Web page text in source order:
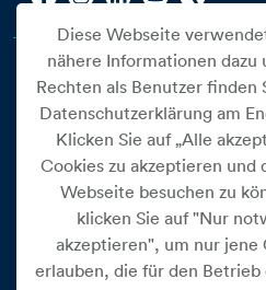
Cookie Einstellungen
Datenschutz
Impressum
Diese Webseite
nähere Informationen dazu
Rechten als Benutzer finden
Datenschutzerklärung am
Klicken Sie auf „Alle
Cookies zu akzeptieren und
Webseite besuchen zu
klicken Sie auf "Nur
akzeptieren", um nur jene
erlauben, die für den Betrieb